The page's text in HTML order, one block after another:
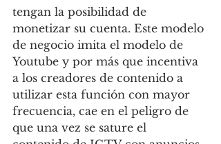
tengan la posibilidad de
monetizar su cuenta. Este modelo
de negocio imita el modelo de
Youtube y por más que incentiva
a los creadores de contenido a
utilizar esta función con mayor
frecuencia, cae en el peligro de
que una vez se sature el